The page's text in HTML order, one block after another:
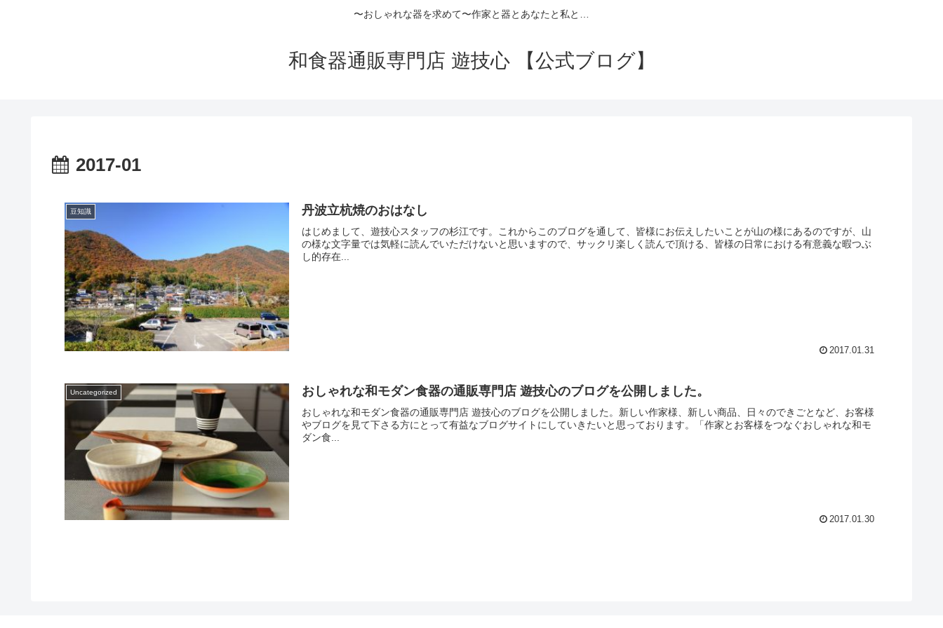
〜おしゃれな器を求めて〜作家と器とあなたと私と…
和食器通販専門店 遊技心 【公式ブログ】
2017-01
豆知識 丹波立杭焼のおはなし
はじめまして、遊技心スタッフの杉江です。これからこのブログを通して、皆様にお伝えしたいことが山の様にあるのですが、山
の様な文字量では気軽に読んでいただけないと思いますので、サックリ楽しく読んで頂ける、皆様の日常における有意義な暇つぶ
し的存在...
2017.01.31
Uncategorized おしゃれな和モダン食器の通販専門店 遊技心のブログを公開しました。
おしゃれな和モダン食器の通販専門店 遊技心のブログを公開しました。新しい作家様、新しい商品、日々のできごとなど、お客様
やブログを見て下さる方にとって有益なブログサイトにしていきたいと思っております。「作家とお客様をつなぐおしゃれな和モ
ダン食...
2017.01.30